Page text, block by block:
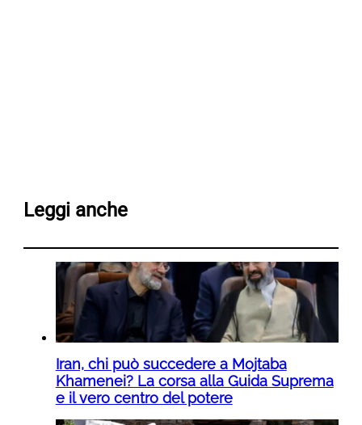
Leggi anche
Iran, chi può succedere a Mojtaba
Khamenei? La corsa alla Guida Suprema
e il vero centro del potere